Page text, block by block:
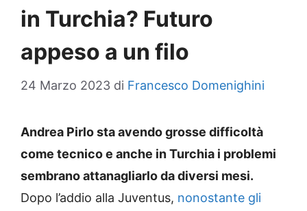
in Turchia? Futuro
appeso a un filo
24 Marzo 2023 di Francesco Domenighini
Andrea Pirlo sta avendo grosse difficoltà
come tecnico e anche in Turchia i problemi
sembrano attanagliarlo da diversi mesi.
Dopo l’addio alla Juventus, nonostante gli